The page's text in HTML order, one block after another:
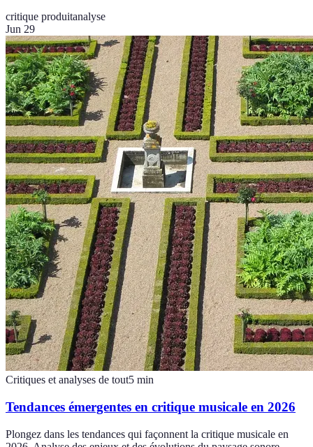
critique produitanalyse
Jun 29
Critiques et analyses de tout5 min
Tendances émergentes en critique musicale en 2026
Plongez dans les tendances qui façonnent la critique musicale en